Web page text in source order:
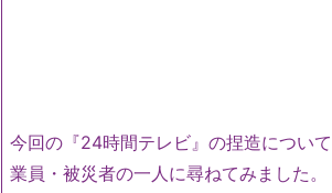
今回の『24時間テレビ』の捏造につい
業員・被災者の一人に尋ねてみました